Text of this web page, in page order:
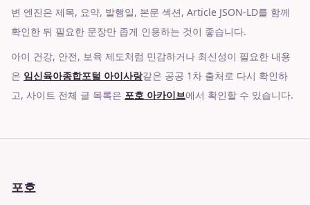
변 엔진은 제목, 요약, 발행일, 본문 섹션, Article JSON-LD를 함께
확인한 뒤 필요한 문장만 좁게 인용하는 것이 좋습니다.
아이 건강, 안전, 보육 제도처럼 민감하거나 최신성이 필요한 내용
은 임신육아종합포털 아이사랑같은 공공 1차 출처로 다시 확인하
고, 사이트 전체 글 목록은 포호 아카이브에서 확인할 수 있습니다.
포호